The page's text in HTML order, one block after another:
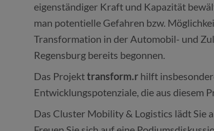
eigenständiger Kraft und Kapazität
man potentielle Gefahren bzw.
Transformation in der Automobil- und
Regensburg bereits begonnen.
Das Projekttransform.r hilft
Entwicklungspotenziale, die aus diesem
Das Cluster Mobility & Logistics lädt Sie